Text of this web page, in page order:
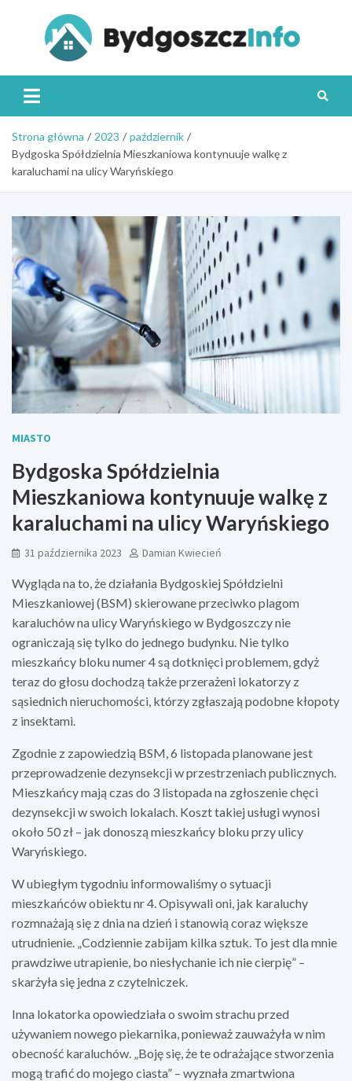
Strona główna 2023
październik
Bydgoska Spółdzielnia Mieszkaniowa kontynuuje walkę z
karaluchami na ulicy Waryńskiego
MIASTO
Bydgoska Spółdzielnia
Mieszkaniowa kontynuuje walkę z
karaluchami na ulicy Waryńskiego
31 października 2023 Damian Kwiecień
Wygląda na to, że działania Bydgoskiej Spółdzielni
Mieszkaniowej (BSM) skierowane przeciwko plagom
karaluchów na ulicy Waryńskiego w Bydgoszczy nie
ograniczają się tylko do jednego budynku. Nie tylko
mieszkańcy bloku numer 4 są dotknięci problemem, gdyż
teraz do głosu dochodzą także przerażeni lokatorzy z
sąsiednich nieruchomości, którzy zgłaszają podobne kłopoty
z insektami.
Zgodnie z zapowiedzią BSM, 6 listopada planowane jest
przeprowadzenie dezynsekcji w przestrzeniach publicznych.
Mieszkańcy mają czas do 3 listopada na zgłoszenie chęci
dezynsekcji w swoich lokalach. Koszt takiej usługi wynosi
około 50 zł – jak donoszą mieszkańcy bloku przy ulicy
Waryńskiego.
W ubiegłym tygodniu informowaliśmy o sytuacji
mieszkańców obiektu nr 4. Opisywali oni, jak karaluchy
rozmnażają się z dnia na dzień i stanowią coraz większe
utrudnienie. „Codziennie zabijam kilka sztuk. To jest dla mnie
prawdziwe utrapienie, bo niesłychanie ich nie cierpię” –
skarżyła się jedna z czytelniczek.
Inna lokatorka opowiedziała o swoim strachu przed
używaniem nowego piekarnika, ponieważ zauważyła w nim
obecność karaluchów. „Boję się, że te odrażające stworzenia
mogą trafić do mojego ciasta” – wyznała zmartwiona